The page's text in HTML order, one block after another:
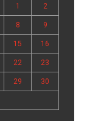
1 2
8 9
15 16
22 23
29 30